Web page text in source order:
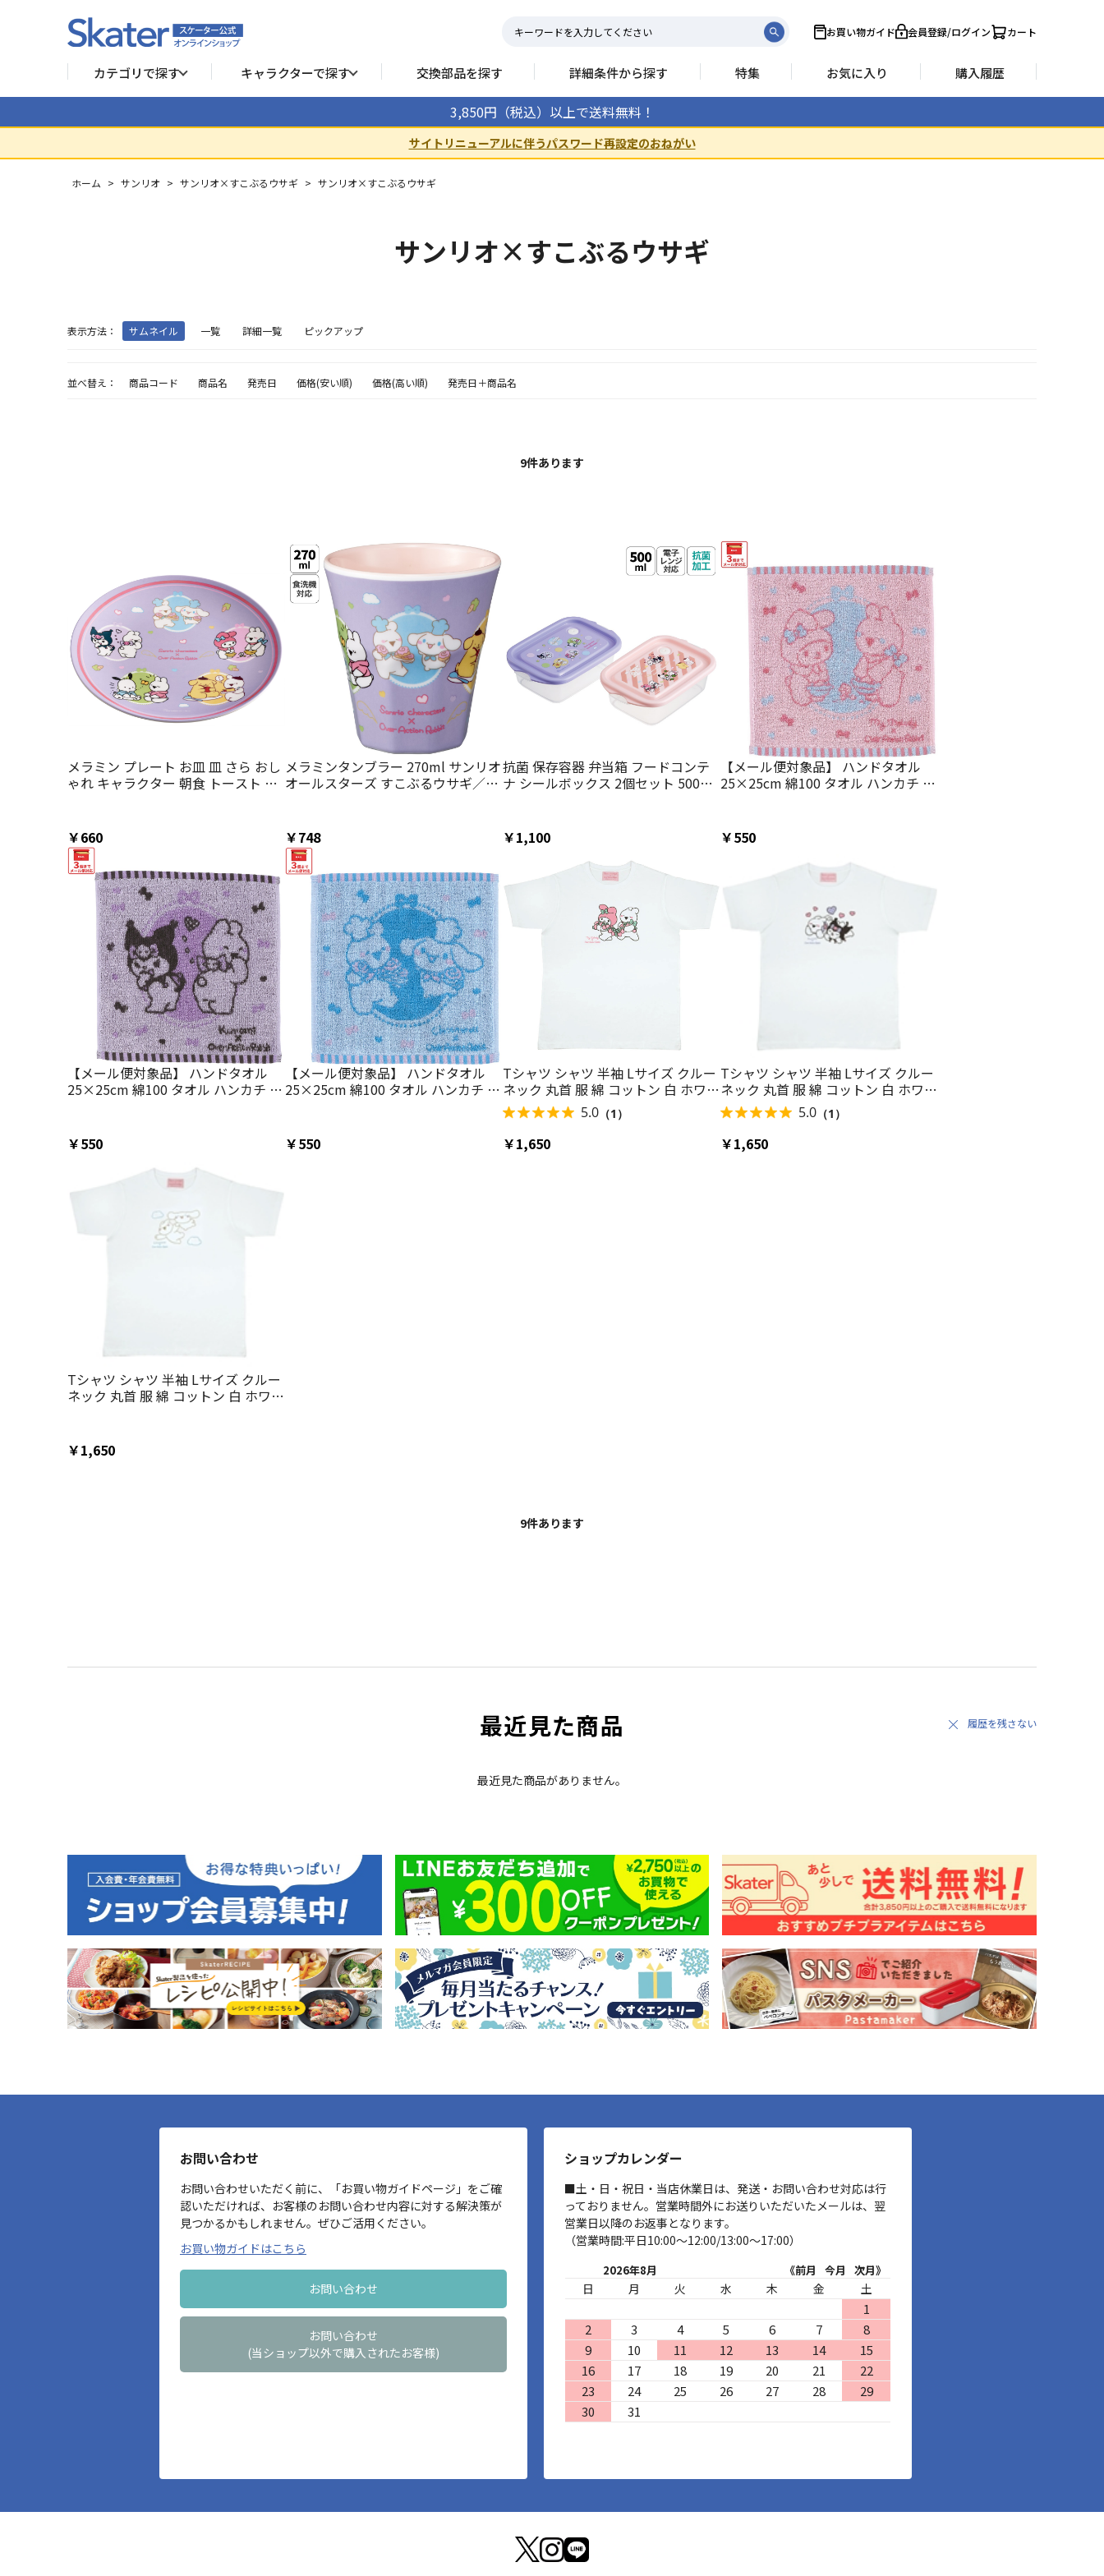
お買い物ガイド 会員登録/ログイン カート
カテゴリで探す キャラクターで探す 交換部品を探す 詳細条件から探す 特集 お気に入り 購入履歴
3,850円（税込）以上で送料無料！
サイトリニューアルに伴うパスワード再設定のおねがい
ホーム > サンリオ > サンリオ×すこぶるウサギ > サンリオ×すこぶるウサギ
サンリオ×すこぶるウサギ
表示方法： サムネイル 一覧 詳細一覧 ピックアップ
並べ替え： 商品コード 商品名 発売日 価格(安い順) 価格(高い順) 発売日＋商品名
9件あります
メラミン プレート お皿 皿 さら おし
ゃれ キャラクター 朝食 トースト 来
ウサギ【取り皿 柄 お菓子 サラダ プ
レゼント 洋食器 洋風 丸型】
￥660
メラミンタンブラー 270ml サンリオ
オールスターズ すこぶるウサギ／
￥748
抗菌 保存容器 弁当箱 フードコンテ
ナ シールボックス 2個セット 500ml
くウサギ
￥1,100
【メール便対象品】 ハンドタオル
25×25cm 綿100 タオル ハンカチ 手
スターズ すこぶる動くウサギ【パイ
ル生地 こども キッズ かわいい 綿】
￥550
【メール便対象品】 ハンドタオル
25×25cm 綿100 タオル ハンカチ 手
スターズ すこぶる動くウサギ【パイ
ル生地 こども キッズ かわいい 綿】
￥550
【メール便対象品】 ハンドタオル
25×25cm 綿100 タオル ハンカチ 手
スターズ すこぶる動くウサギ【パイ
ル生地 こども キッズ かわいい 綿】
￥550
Tシャツ シャツ 半袖 Lサイズ クルー
ネック 丸首 服 綿 コットン 白 ホワイ
ト スケーター skater ZTS17 マイメ
ロディ すこぶる動くウサギ マイメロ
サンリオ【キャラクター プリント か
わいい】
5.0 （1）
￥1,650
Tシャツ シャツ 半袖 Lサイズ クルー
ネック 丸首 服 綿 コットン 白 ホワイ
ト スケーター skater ZTS17 クロミ
すこぶる動くウサギ サンリオ【キャ
ラクター プリント かわいい】
5.0 （1）
￥1,650
Tシャツ シャツ 半袖 Lサイズ クルー
ネック 丸首 服 綿 コットン 白 ホワイ
サンリオ【キャラクター プリント か
わいい】
￥1,650
9件あります
最近見た商品
最近見た商品がありません。
履歴を残さない
お問い合わせ
お問い合わせいただく前に、「お買い物ガイドページ」をご確
認いただければ、お客様のお問い合わせ内容に対する解決策が
見つかるかもしれません。ぜひご活用ください。
お買い物ガイドはこちら
お問い合わせ
お問い合わせ
(当ショップ以外で購入されたお客様)
ショップカレンダー
■土・日・祝日・当店休業日は、発送・お問い合わせ対応は行
っておりません。営業時間外にお送りいただいたメールは、翌
営業日以降のお返事となります。
（営業時間:平日10:00～12:00/13:00～17:00）
2026年8月 《前月 今月 次月》
日 月 火 水 木 金 土
1
2
3 4 5 6 7
8
9
10 11 12 13 14
15
16
17 18 19 20 21
22
23
24 25 26 27 28
29
30
31